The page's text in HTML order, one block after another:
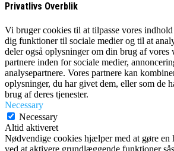
Privatlivs Overblik
Vi bruger cookies til at tilpasse vores
dig funktioner til sociale medier og til at
deler også oplysninger om din brug af vores
partnere inden for sociale medier,
analysepartnere. Vores partnere kan
oplysninger, du har givet dem, eller som de
brug af deres tjenester.
Necessary
Necessary
Altid aktiveret
Nødvendige cookies hjælper med at gøre en
ved at aktivere grundlæggende funktioner